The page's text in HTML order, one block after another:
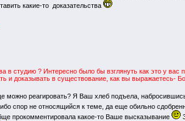
какие-то доказательства
в студию ? Интересно было бы взглянуть как это у
и доказывать в существование, как вы
можно реагировать? Я Ваш хлеб подъела,
спор не относящийся к теме, да еще обильно
прокомментировала какое-то Ваше высказывание